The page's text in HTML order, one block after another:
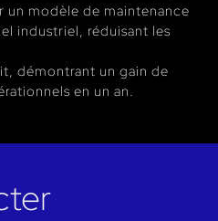
modèle de maintenance
industriel, réduisant les
démontrant un gain de
en un an.